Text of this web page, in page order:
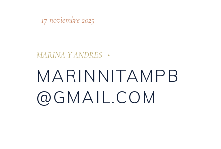
17 noviembre 2025
MARINA Y ANDRES
MARINNITAMPB
@GMAIL.COM